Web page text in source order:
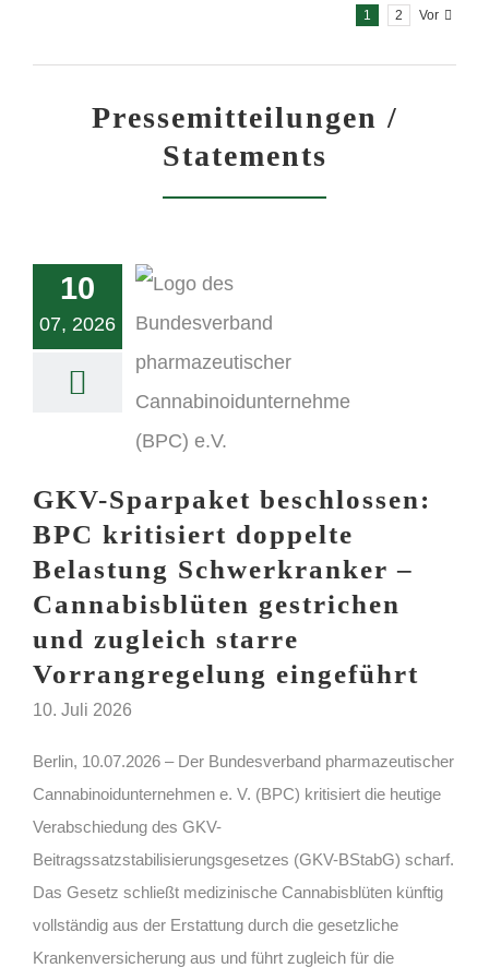
1 2 Vor
Pressemitteilungen /
Statements
10
07, 2026
GKV-Sparpaket beschlossen:
BPC kritisiert doppelte
Belastung Schwerkranker –
Cannabisblüten gestrichen
und zugleich starre
Vorrangregelung eingeführt
10. Juli 2026
Berlin, 10.07.2026 – Der Bundesverband pharmazeutischer
Cannabinoidunternehmen e. V. (BPC) kritisiert die heutige
Verabschiedung des GKV-
Beitragssatzstabilisierungsgesetzes (GKV-BStabG) scharf.
Das Gesetz schließt medizinische Cannabisblüten künftig
vollständig aus der Erstattung durch die gesetzliche
Krankenversicherung aus und führt zugleich für die